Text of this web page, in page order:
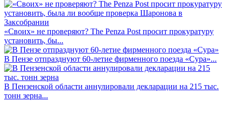
«Своих» не проверяют? The Penza Post просит прокуратуру
установить, бы...
В Пензе отпразднуют 60-летие фирменного поезда «Сура»...
В Пензенской области аннулировали декларации на 215 тыс.
тонн зерна...